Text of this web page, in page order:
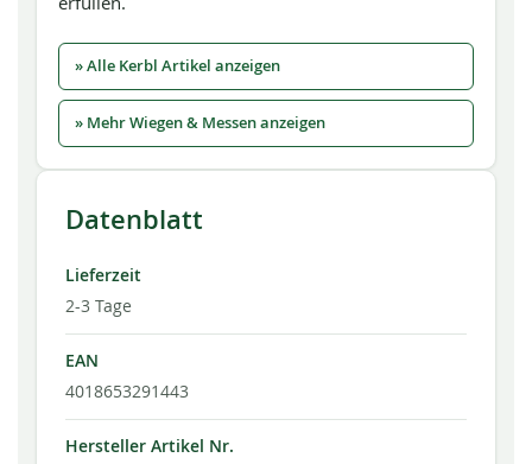
» Alle Kerbl Artikel anzeigen
» Mehr Wiegen & Messen anzeigen
Datenblatt
Lieferzeit
2-3 Tage
EAN
4018653291443
Hersteller Artikel Nr.